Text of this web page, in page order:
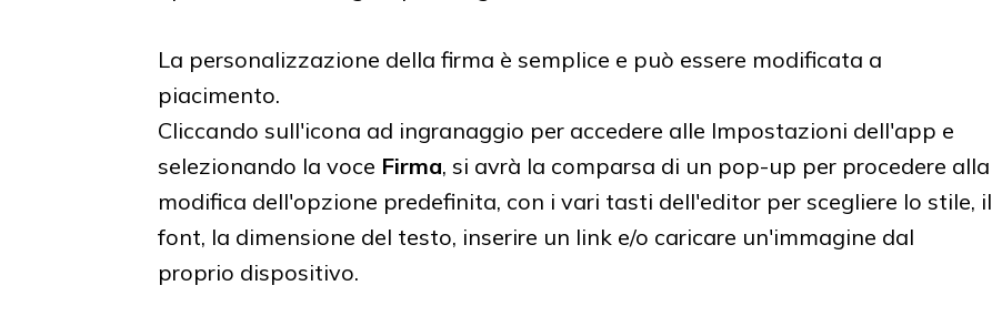
La personalizzazione della firma è semplice e può essere modificata a
piacimento.
Cliccando sull'icona ad ingranaggio per accedere alle Impostazioni dell'app e
selezionando la voce Firma, si avrà la comparsa di un pop-up per procedere alla
modifica dell'opzione predefinita, con i vari tasti dell'editor per scegliere lo stile, il
font, la dimensione del testo, inserire un link e/o caricare un'immagine dal
proprio dispositivo.